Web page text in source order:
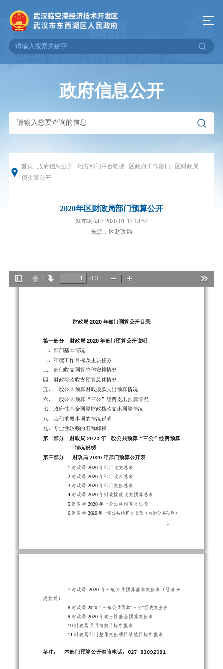
政府信息公开
首页-政府信息公开-地方部门平台链接- 区政府工作部门 - 区财政局 -
预决算公开
2020年区财政局部门预算公开
发布时间：2020-01-17 18:57
来源：区财政局